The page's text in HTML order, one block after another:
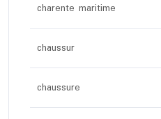
charente maritime
chaussur
chaussure